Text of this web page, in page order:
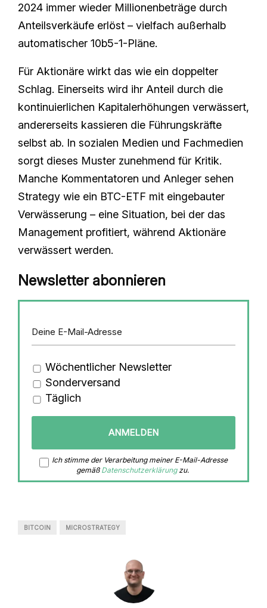
2024 immer wieder Millionenbeträge durch
Anteilsverkäufe erlöst – vielfach außerhalb
automatischer 10b5-1-Pläne.
Für Aktionäre wirkt das wie ein doppelter
Schlag. Einerseits wird ihr Anteil durch die
kontinuierlichen Kapitalerhöhungen verwässert,
andererseits kassieren die Führungskräfte
selbst ab. In sozialen Medien und Fachmedien
sorgt dieses Muster zunehmend für Kritik.
Manche Kommentatoren und Anleger sehen
Strategy wie ein BTC-ETF mit eingebauter
Verwässerung – eine Situation, bei der das
Management profitiert, während Aktionäre
verwässert werden.
Newsletter abonnieren
Wöchentlicher Newsletter
Sonderversand
Täglich
Ich stimme der Verarbeitung meiner E-Mail-Adresse
gemäß Datenschutzerklärungzu.
BITCOIN MICROSTRATEGY